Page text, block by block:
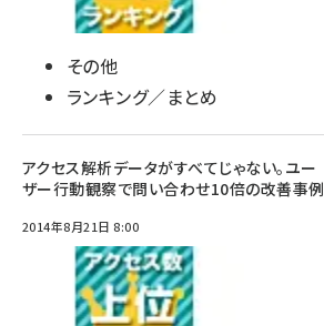
その他
ランキング／まとめ
アクセス解析データがすべてじゃない。ユー
ザー行動観察で問い合わせ10倍の改善事例
2014年8月21日 8:00